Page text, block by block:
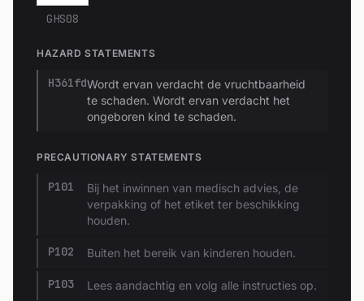
GHS08
HAZARD STATEMENTS
H361fdWordt ervan verdacht de vruchtbaarheid
te schaden. Wordt ervan verdacht het
ongeboren kind te schaden.
PRECAUTIONARY STATEMENTS
P101
Bij het inwinnen van medisch advies, de
verpakking of het etiket ter beschikking
houden.
P102 Buiten het bereik van kinderen houden.
P103 Lees aandachtig en volg alle instructies op.